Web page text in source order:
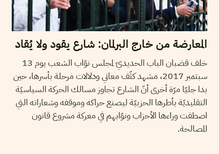
المعارضة من خارج البرلمان: شارع يقود ولا يُقاد
خلف قضبان الباب الحديديّ لمجلس نوّاب الشعب يوم 13
سبتمبر 2017، مشهد كثّف معاني ودلالات مرحلة بأسرها، حين
بدا جليّا مرّة أخرى أنّ الشارع تجاوز مسالك الحركة السياسيّة
التقليديّة بأطرها الحزبيّة ليصنع حراكه وموقفه وشعاراته التي
اصطفت وراءها الأحزاب ونوّابهم في معركة مشروع قانون
المصالحة.